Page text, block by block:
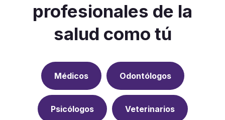
profesionales de la
salud como tú
Médicos Odontólogos
Psicólogos Veterinarios